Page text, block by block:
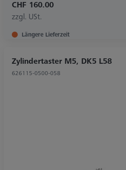
CHF 160.00
zzgl. USt.
Längere Lieferzeit
Zylindertaster M5, DK5 L58
626115-0500-058